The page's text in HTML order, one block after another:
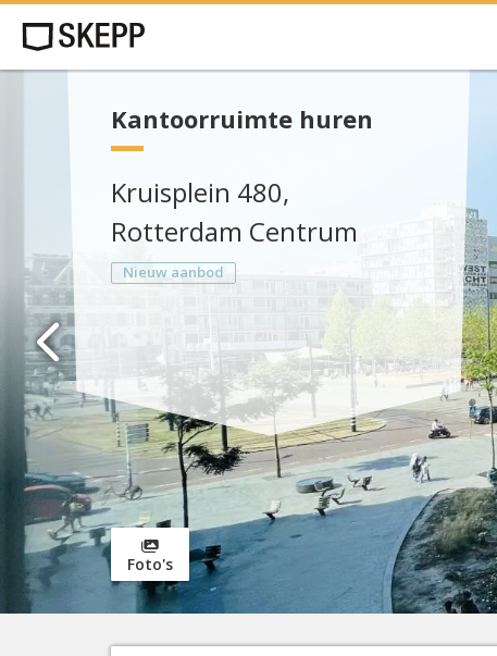
Kantoorruimte huren
Kruisplein 480,
Rotterdam Centrum
Nieuw aanbod
Foto's